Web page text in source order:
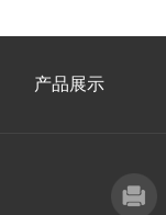
产品展示